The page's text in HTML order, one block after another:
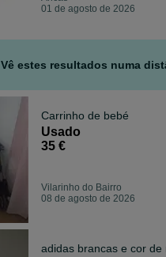
01 de agosto de 2026
Vê estes resultados numa
Carrinho de bebé
Usado
35 €
Vilarinho do Bairro
08 de agosto de 2026
adidas brancas e cor de